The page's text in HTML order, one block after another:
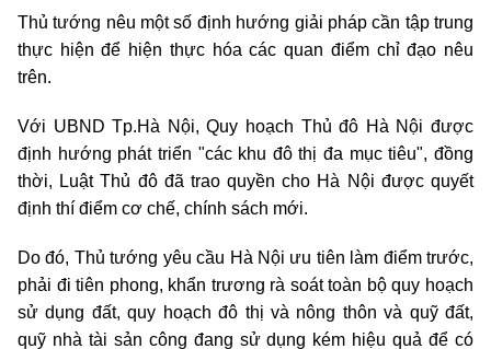
Thủ tướng nêu một số định hướng giải pháp cần tập trung
thực hiện để hiện thực hóa các quan điểm chỉ đạo nêu
trên.
Với UBND Tp.Hà Nội, Quy hoạch Thủ đô Hà Nội được
định hướng phát triển "các khu đô thị đa mục tiêu", đồng
thời, Luật Thủ đô đã trao quyền cho Hà Nội được quyết
định thí điểm cơ chế, chính sách mới.
Do đó, Thủ tướng yêu cầu Hà Nội ưu tiên làm điểm trước,
phải đi tiên phong, khẩn trương rà soát toàn bộ quy hoạch
sử dụng đất, quy hoạch đô thị và nông thôn và quỹ đất,
quỹ nhà tài sản công đang sử dụng kém hiệu quả để có